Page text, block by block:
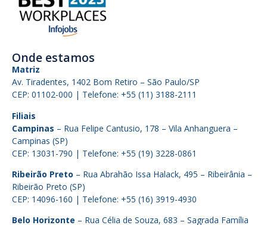
Onde estamos
Matriz
Av. Tiradentes, 1402 Bom Retiro – São Paulo/SP
CEP: 01102-000 | Telefone: +55 (11) 3188-2111
Filiais
Campinas – Rua Felipe Cantusio, 178 – Vila Anhanguera –
Campinas (SP)
CEP: 13031-790 | Telefone: +55 (19) 3228-0861
Ribeirão Preto – Rua Abrahão Issa Halack, 495 – Ribeirânia –
Ribeirão Preto (SP)
CEP: 14096-160 | Telefone: +55 (16) 3919-4930
Belo Horizonte – Rua Célia de Souza, 683 – Sagrada Família